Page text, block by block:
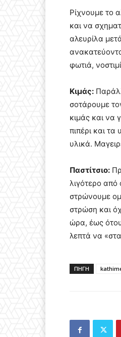
Ρίχνουμε το
και να
αλευρίλα
φωτιά,
Κιμάς:
σοτάρουμε
κιμάς και να
πιπέρι και
υλικά.
Παστίτσιο:
λιγότερο από
στρώνουμε
στρώση και
ώρα, έως
λεπτά να
ΠΗΓΗ